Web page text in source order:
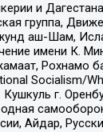
и
группа,
аш-Шам,
имени К.
Рохнамо
Socialism/
г.
Айдар,